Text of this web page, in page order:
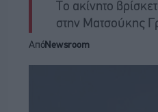
Το ακίνητο
στην Ματσούκης
ΑπόNewsroom